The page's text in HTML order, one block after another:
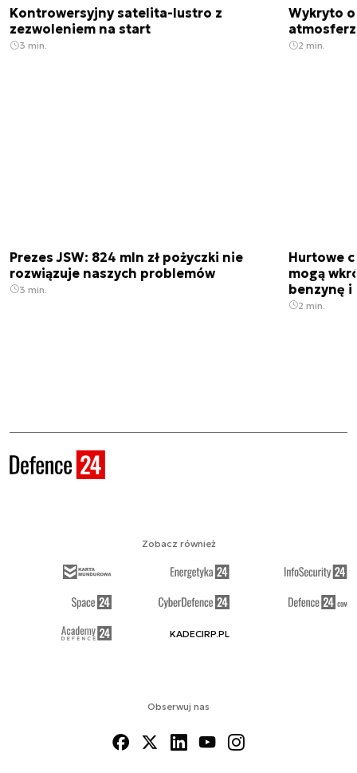
Kontrowersyjny satelita-lustro z
zezwoleniem na start
3 min.
Wykryto
2 min.
Prezes JSW: 824 mln zł pożyczki nie
rozwiązuje naszych problemów
3 min.
Hurtowe
mogą
benzynę i
2 min.
Obserwuj nas
Zobacz również
KADECIRP.PL